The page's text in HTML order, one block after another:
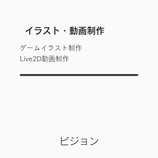
イラスト・動画制作
​ゲームイラスト制作
Live2D動画制作
​ビジョン